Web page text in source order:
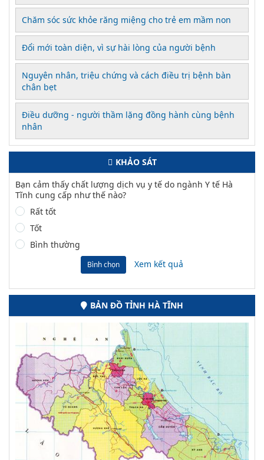
Chăm sóc sức khỏe răng miệng cho trẻ em mầm non
Đổi mới toàn diện, vì sự hài lòng của người bệnh
Nguyên nhân, triệu chứng và cách điều trị bệnh bàn
chân bẹt
Điều dưỡng - người thầm lặng đồng hành cùng bệnh
nhân
KHẢO SÁT
Bạn cảm thấy chất lượng dịch vụ y tế do ngành Y tế Hà
Tĩnh cung cấp như thế nào?
Rất tốt
Tốt
Bình thường
Bình chọn Xem kết quả
BẢN ĐỒ TỈNH HÀ TĨNH